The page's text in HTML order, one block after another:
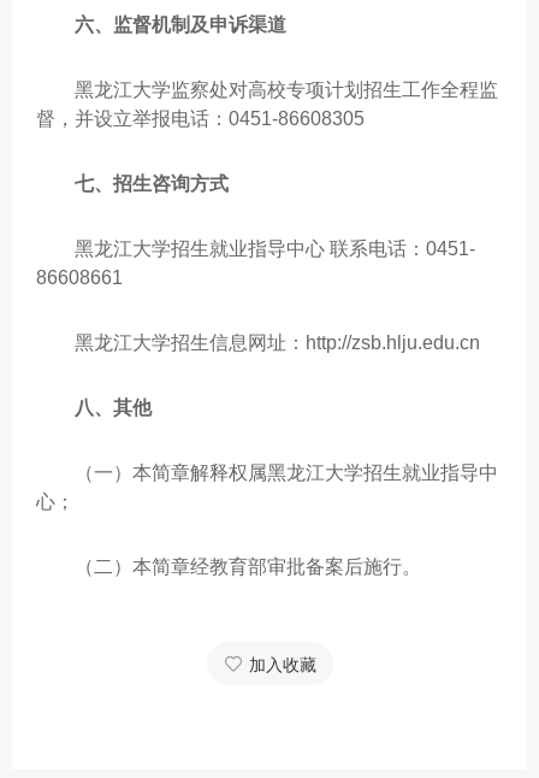
六、监督机制及申诉渠道
黑龙江大学监察处对高校专项计划招生工作全程监
督，并设立举报电话：0451-86608305
七、招生咨询方式
黑龙江大学招生就业指导中心 联系电话：0451-
86608661
黑龙江大学招生信息网址：http://zsb.hlju.edu.cn
八、其他
（一）本简章解释权属黑龙江大学招生就业指导中
心；
（二）本简章经教育部审批备案后施行。
加入收藏